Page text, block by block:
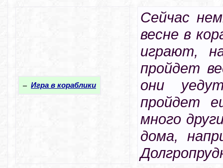
– Игра в кораблики
Сейчас
весне в
играют,
пройдет
они
пройдет
много
дома,